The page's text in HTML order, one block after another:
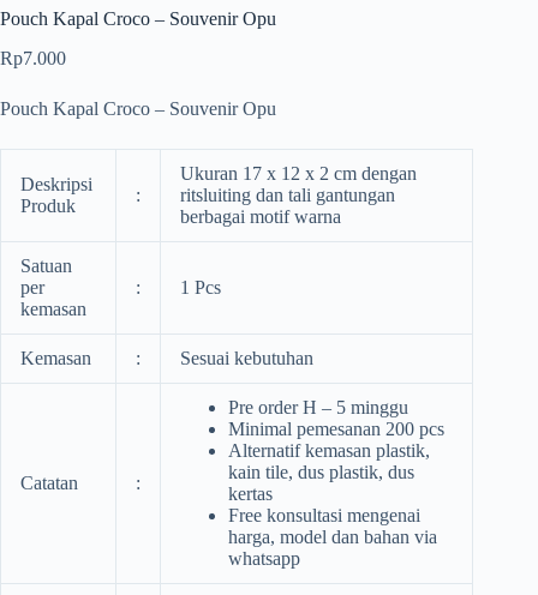
Pouch Kapal Croco – Souvenir Opu
Rp7.000
Pouch Kapal Croco – Souvenir Opu
Deskripsi
Produk
:
Ukuran 17 x 12 x 2 cm dengan
ritsluiting dan tali gantungan
berbagai motif warna
Satuan
per
kemasan
: 1 Pcs
Kemasan : Sesuai kebutuhan
Catatan :
Pre order H – 5 minggu
Minimal pemesanan 200 pcs
Alternatif kemasan plastik,
kain tile, dus plastik, dus
kertas
Free konsultasi mengenai
harga, model dan bahan via
whatsapp